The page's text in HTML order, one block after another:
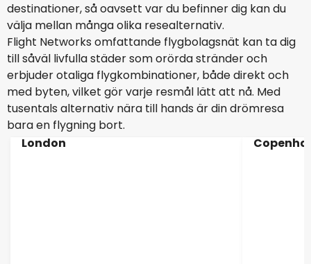
destinationer, så oavsett var du befinner dig kan du
välja mellan många olika resealternativ.
Flight Networks omfattande flygbolagsnät kan ta dig
till såväl livfulla städer som orörda stränder och
erbjuder otaliga flygkombinationer, både direkt och
med byten, vilket gör varje resmål lätt att nå. Med
tusentals alternativ nära till hands är din drömresa
bara en flygning bort.
London